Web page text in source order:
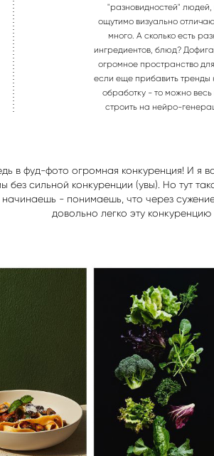
"разновидностей" людей,
ощутимо визуально
много. А сколько есть
ингредиентов, блюд?
огромное пространство
если еще прибавить тренды
обработку - то можно
строить на нейро-
в фуд-фото огромная конкуренция! И я
без сильной конкуренции (увы). Но тут
начинаешь - понимаешь, что через
довольно легко эту конкуренцию